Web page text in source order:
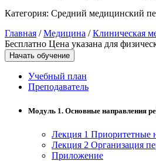
Техносферная
Экономика и
Управление
Категория: Средний медицинский
Главная /Медицина /Клиническая
Бесплатно Цена указана для
Начать обучение
Учебный план
Преподаватель
Модуль 1. Основные направления
Лекция 1 Приоритетные
Лекция 2 Организация
Приложение